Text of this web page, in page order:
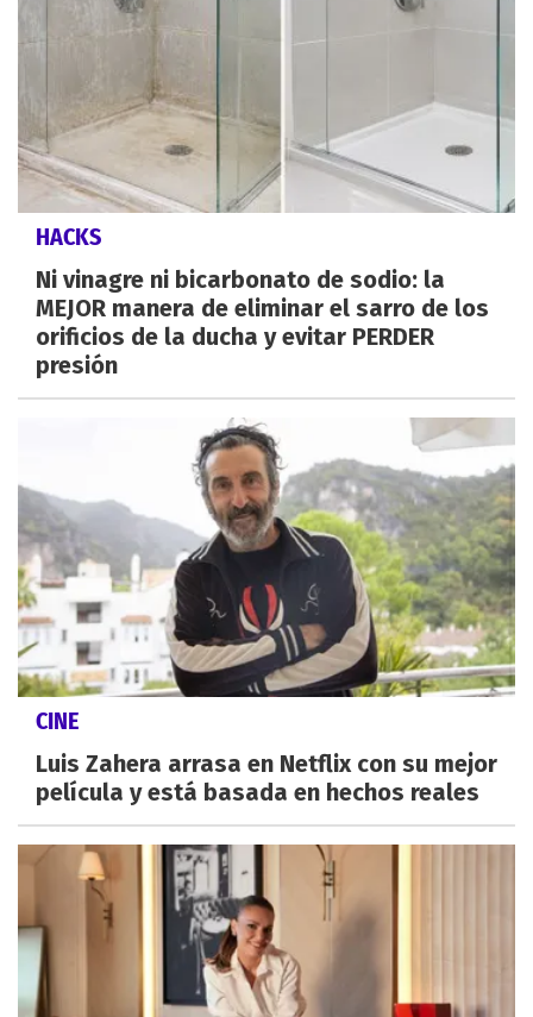
HACKS
Ni vinagre ni bicarbonato de sodio: la
MEJOR manera de eliminar el sarro de los
orificios de la ducha y evitar PERDER
presión
CINE
Luis Zahera arrasa en Netflix con su mejor
película y está basada en hechos reales